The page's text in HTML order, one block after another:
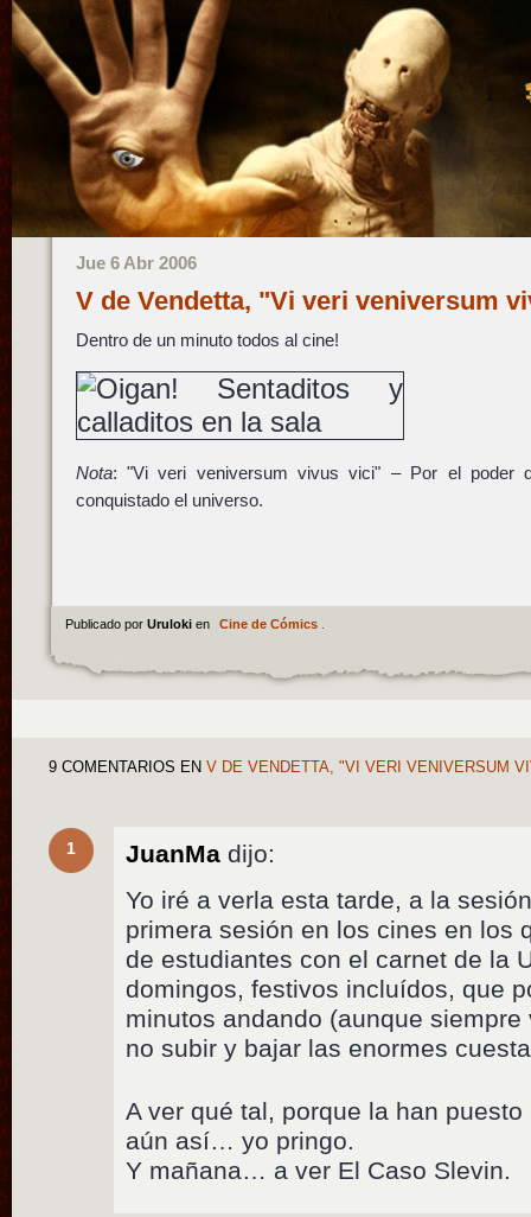
Jue 6 Abr 2006
V de Vendetta, "Vi veri veniversum
Dentro de un minuto todos al cine!
Nota: "Vi veri veniversum vivus vici" – Por el poder
conquistado el universo.
Publicado por Uruloki en Cine de Cómics.
9 COMENTARIOS EN V DE VENDETTA, "VI VERI VENIVERSUM
1 JuanMa dijo:
Yo iré a verla esta tarde, a la
primera sesión en los cines en los
de estudiantes con el carnet de la
domingos, festivos incluídos, que
minutos andando (aunque
no subir y bajar las enormes
A ver qué tal, porque la han
aún así… yo pringo.
Y mañana… a ver El Caso Slevin.